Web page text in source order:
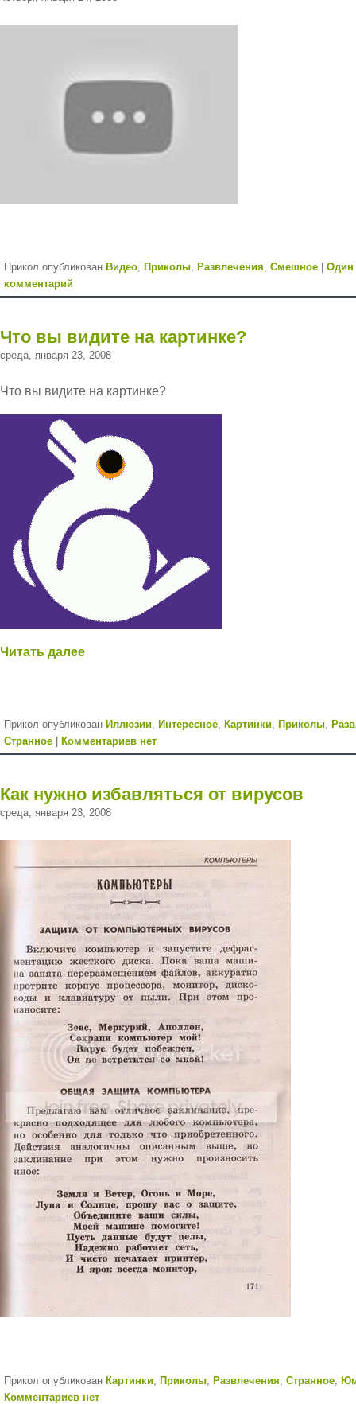
Прикол опубликован Видео, Приколы, Развлечения, Смешное
Один
комментарий
Что вы видите на картинке?
среда, января 23, 2008
Что вы видите на картинке?
Читать далее
Прикол опубликован Иллюзии, Интересное, Картинки, Приколы,
Странное
Комментариев нет
Как нужно избавляться от вирусов
среда, января 23, 2008
Прикол опубликован Картинки, Приколы, Развлечения, Странное,
Комментариев нет